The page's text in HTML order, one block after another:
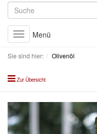
Toggle
navigation
Menü
Sie sind hier: Olivenöl
Zur Übersicht